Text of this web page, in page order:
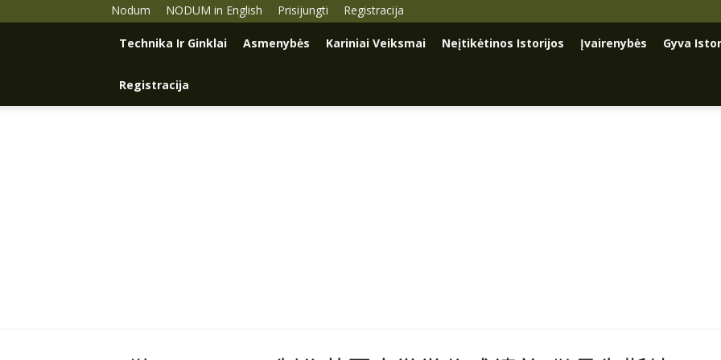
Nodum NODUM in English Prisijungti Registracija
Technika Ir Ginklai Asmenybės Kariniai Veiksmai Neįtikėtinos Istorijos Įvairenybės Gyva
Registracija